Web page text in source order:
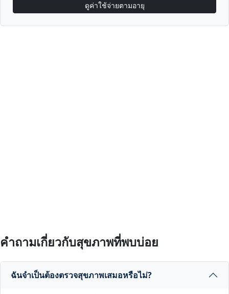
ดูค่าใช้จ่ายตามอายุ
คำถามเกี่ยวกับสุขภาพที่พบบ่อย
ฉันจำเป็นต้องตรวจสุขภาพเสมอหรือไม่?